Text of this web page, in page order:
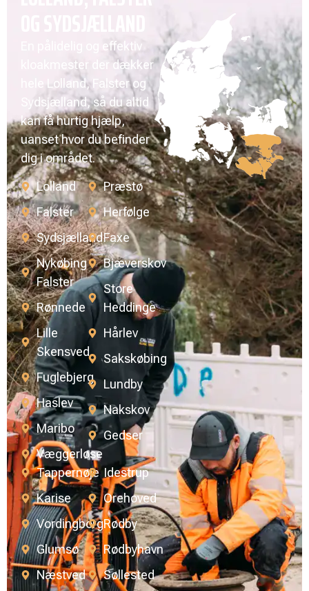
En pålidelig og effektiv
kloakmester der dækker
hele Lolland, Falster og
Sydsjælland, så du altid
kan få hurtig hjælp,
uanset hvor du befinder
dig i området.
Lolland
Falster
Sydsjælland
Nykøbing
Falster
Rønnede
Lille
Skensved
Fuglebjerg
Haslev
Maribo
Væggerløse
Præstø
Herfølge
Faxe
Bjæverskov
Store
Heddinge
Hårlev
Sakskøbing
Lundby
Nakskov
Gedser
Tappernøje
Karise
Vordingborg
Glumsø
Næstved
Idestrup
Orehoved
Rødby
Rødbyhavn
Søllested